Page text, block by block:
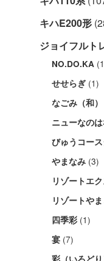
キハE200形
ジョイフルト
NO.DO.KA
せせらぎ (1)
なごみ（和）
ニューなの
びゅうコー
やまなみ (3)
リゾートエ
リゾートやま
四季彩 (1)
宴 (7)